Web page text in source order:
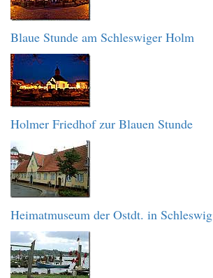
Blaue Stunde am Schleswiger Holm
Holmer Friedhof zur Blauen Stunde
Heimatmuseum der Ostdt. in Schleswig